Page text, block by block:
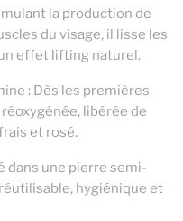
la production de
du visage, il lisse les
effet lifting naturel.
: Dès les premières
libérée de
et rosé.
dans une pierre semi-
hygiénique et